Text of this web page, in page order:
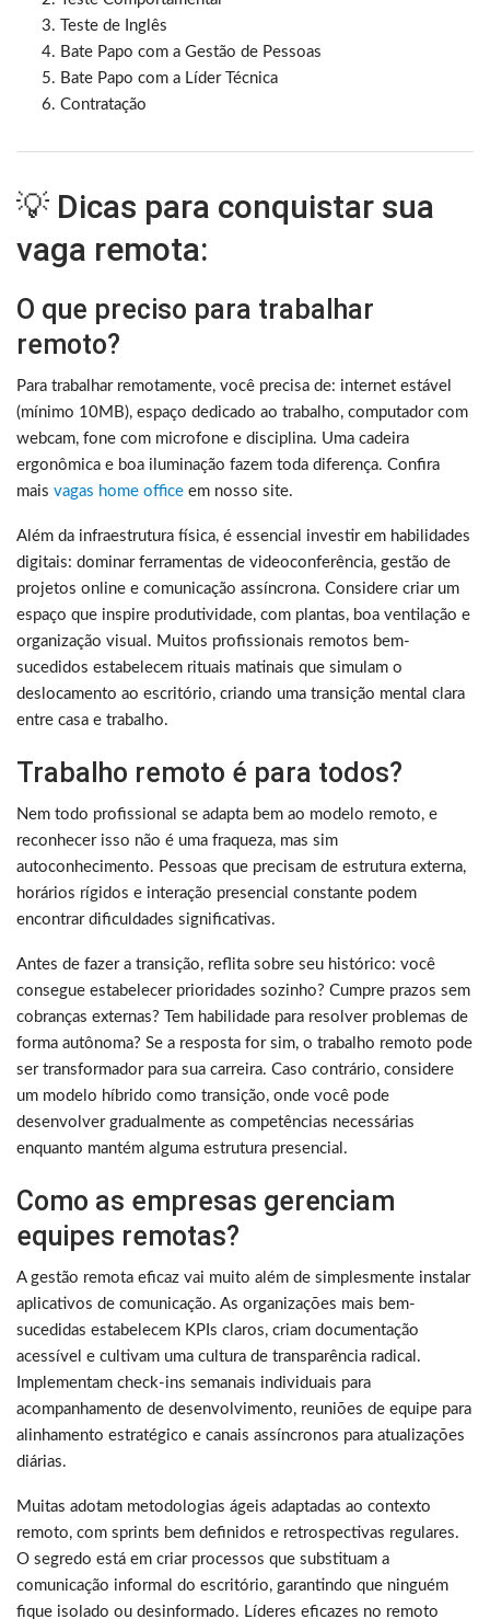
Teste de Inglês
Bate Papo com a Gestão de Pessoas
Bate Papo com a Líder Técnica
Contratação
💡 Dicas para conquistar sua
vaga remota:
O que preciso para trabalhar
remoto?
Para trabalhar remotamente, você precisa de: internet estável
(mínimo 10MB), espaço dedicado ao trabalho, computador com
webcam, fone com microfone e disciplina. Uma cadeira
ergonômica e boa iluminação fazem toda diferença. Confira
mais vagas home office em nosso site.
Além da infraestrutura física, é essencial investir em habilidades
digitais: dominar ferramentas de videoconferência, gestão de
projetos online e comunicação assíncrona. Considere criar um
espaço que inspire produtividade, com plantas, boa ventilação e
organização visual. Muitos profissionais remotos bem-
sucedidos estabelecem rituais matinais que simulam o
deslocamento ao escritório, criando uma transição mental clara
entre casa e trabalho.
Trabalho remoto é para todos?
Nem todo profissional se adapta bem ao modelo remoto, e
reconhecer isso não é uma fraqueza, mas sim
autoconhecimento. Pessoas que precisam de estrutura externa,
horários rígidos e interação presencial constante podem
encontrar dificuldades significativas.
Antes de fazer a transição, reflita sobre seu histórico: você
consegue estabelecer prioridades sozinho? Cumpre prazos sem
cobranças externas? Tem habilidade para resolver problemas de
forma autônoma? Se a resposta for sim, o trabalho remoto pode
ser transformador para sua carreira. Caso contrário, considere
um modelo híbrido como transição, onde você pode
desenvolver gradualmente as competências necessárias
enquanto mantém alguma estrutura presencial.
Como as empresas gerenciam
equipes remotas?
A gestão remota eficaz vai muito além de simplesmente instalar
aplicativos de comunicação. As organizações mais bem-
sucedidas estabelecem KPIs claros, criam documentação
acessível e cultivam uma cultura de transparência radical.
Implementam check-ins semanais individuais para
acompanhamento de desenvolvimento, reuniões de equipe para
alinhamento estratégico e canais assíncronos para atualizações
diárias.
Muitas adotam metodologias ágeis adaptadas ao contexto
remoto, com sprints bem definidos e retrospectivas regulares.
O segredo está em criar processos que substituam a
comunicação informal do escritório, garantindo que ninguém
fique isolado ou desinformado. Líderes eficazes no remoto